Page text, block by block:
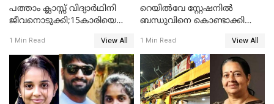
പത്താം ക്ലാസ്സ് വിദ്യാര്‍ഥിനി
ജീവനൊടുക്കി;15കാരിയെ
കിടപ്പുമുറിയില്‍ തൂങ്ങി മരിച്ച
നിലയിൽ
1 Min Read View All
റെയിൽവേ സ്റ്റേഷനിൽ
ബന്ധുവിനെ കൊണ്ടാക്കി
ലോറി സ്കൂട്ടറിൽ ഇടിച്ചു :
യുവതിക്ക് ദാരുണാന്ത്യം
1 Min Read View All